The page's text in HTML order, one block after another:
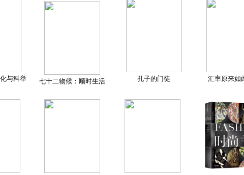
与科举 七十二物候：顺时生活 孔子的门徒 汇率原来如